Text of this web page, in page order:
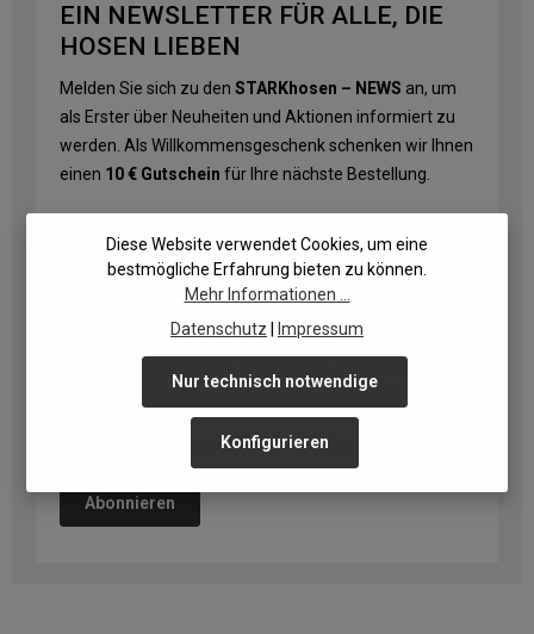
EIN NEWSLETTER FÜR ALLE, DIE
HOSEN LIEBEN
Melden Sie sich zu den STARKhosen – NEWS an, um
als Erster über Neuheiten und Aktionen informiert zu
werden. Als Willkommensgeschenk schenken wir Ihnen
einen 10 € Gutschein für Ihre nächste Bestellung.
genommen und dieAGBgelesen und bin mit ihnen
einverstanden.
Die mit einem Stern (*) markierten Felder sind Pflichtfelder.
Abonnieren
Diese Website verwendet Cookies, um eine
bestmögliche Erfahrung bieten zu können.
Mehr Informationen ...
Datenschutz
Impressum
Nur technisch notwendige
Konfigurieren